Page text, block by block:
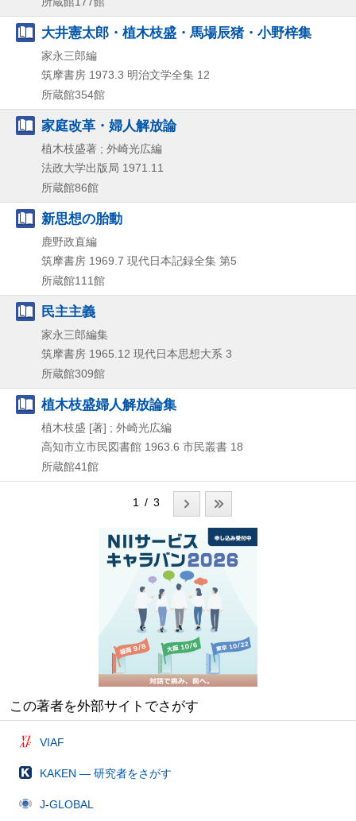
大井憲太郎・植木枝盛・馬場辰猪・小野梓集
家永三郎編
筑摩書房 1973.3 明治文学全集 12
所蔵館354館
家庭改革・婦人解放論
植木枝盛著 ; 外崎光広編
法政大学出版局 1971.11
所蔵館86館
新思想の胎動
鹿野政直編
筑摩書房 1969.7 現代日本記録全集 第5
所蔵館111館
民主主義
家永三郎編集
筑摩書房 1965.12 現代日本思想大系 3
所蔵館309館
植木枝盛婦人解放論集
植木枝盛 [著] ; 外崎光広編
高知市立市民図書館 1963.6 市民叢書 18
所蔵館41館
1 / 3
この著者を外部サイトでさがす
VIAF
KAKEN — 研究者をさがす
J-GLOBAL